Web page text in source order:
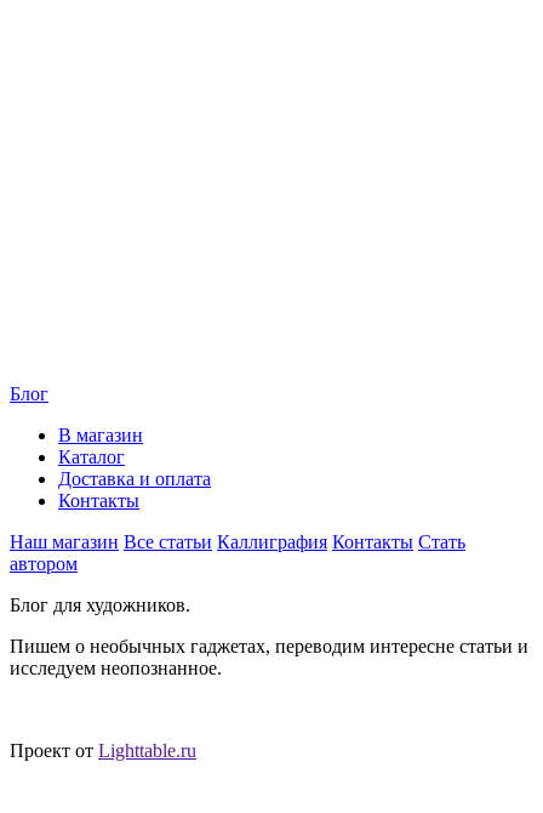
Блог
В магазин
Каталог
Доставка и оплата
Контакты
Наш магазин Все статьи Каллиграфия Контакты Стать
автором
Блог для художников.
Пишем о необычных гаджетах, переводим интересне статьи и
исследуем неопознанное.
Проект от Lighttable.ru